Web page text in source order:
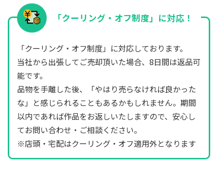
「クーリング・オフ制度」に対応！
「クーリング・オフ制度」に対応しております。
当社から出張してご売却頂いた場合、8日間は返品可
能です。
品物を手離した後、「やはり売らなければ良かった
な」と感じられることもあるかもしれません。期間
以内であれば作品をお返しいたしますので、安心し
てお問い合わせ・ご相談ください。
※店頭・宅配はクーリング・オフ適用外となります